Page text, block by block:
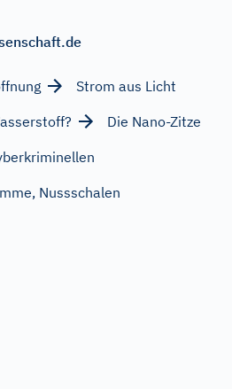
Strom aus Licht
Die Nano-Zitze
Nussschalen